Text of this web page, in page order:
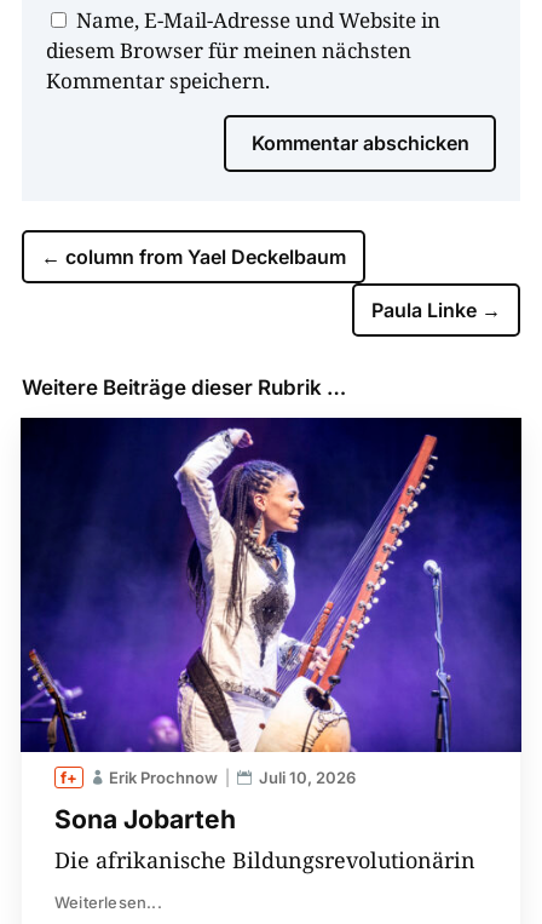
Name, E-Mail-Adresse und Website in
diesem Browser für meinen nächsten
Kommentar speichern.
Kommentar abschicken
← column from Yael Deckelbaum
Paula Linke →
Weitere Beiträge dieser Rubrik …
Sona Jobarteh
Erik Prochnow Juli 10, 2026
Die afrikanische Bildungsrevolutionärin
Weiterlesen...